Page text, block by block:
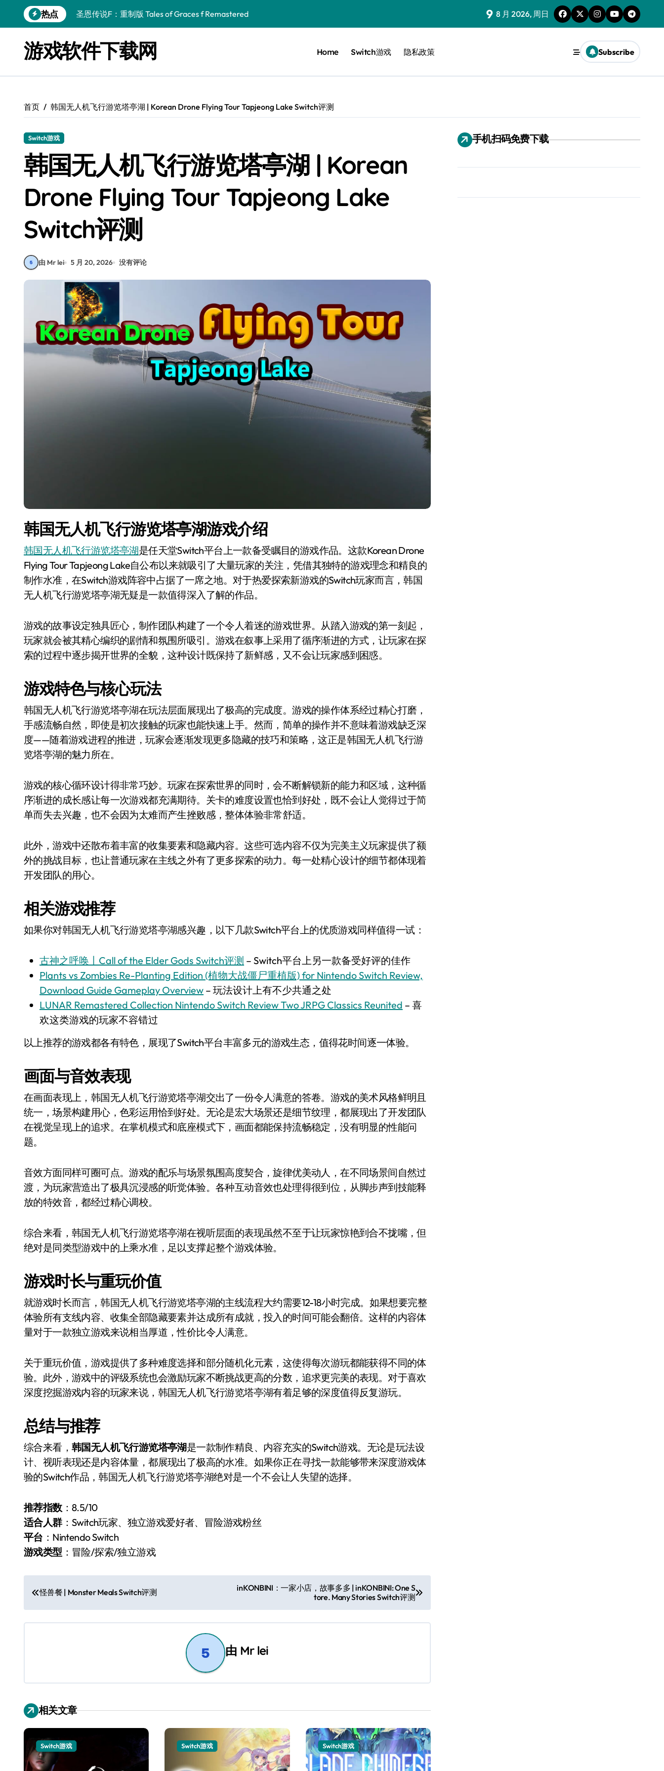
到
热点
圣恩传说F：重制版 Tales of Graces f Remastered
终焉之玛格诺利亚：雾中之花 ENDER MAGNOLIA Bloom in the mist
休闲运动系列：网球 Casual Sport Series Tennis
星球大战前传1：绝地力量之战 Star Wars Episode I Jedi Power Battles
阿瑞亚之旅 Worlds of Aria
阿喀琉斯：传说未竟之谜 Achilles Legends Untold
小镇惊魂：重制版合集 DreadOut Remastered Collection
9 8 月 2026, 周日
游戏软件下载网 Home Switch游戏 隐私政策 Subscribe
首页 韩国无人机飞行游览塔亭湖 | Korean Drone Flying Tour Tapjeong Lake Switch评测
Switch游戏
韩国无人机飞行游览塔亭湖 | Korean
Drone Flying Tour Tapjeong Lake
Switch评测
由 Mr lei 5 月 20, 2026 没有评论
韩国无人机飞行游览塔亭湖游戏介绍
韩国无人机飞行游览塔亭湖是任天堂Switch平台上一款备受瞩目的游戏作品。这款Korean Drone
Flying Tour Tapjeong Lake自公布以来就吸引了大量玩家的关注，凭借其独特的游戏理念和精良的
制作水准，在Switch游戏阵容中占据了一席之地。对于热爱探索新游戏的Switch玩家而言，韩国
无人机飞行游览塔亭湖无疑是一款值得深入了解的作品。
游戏的故事设定独具匠心，制作团队构建了一个令人着迷的游戏世界。从踏入游戏的第一刻起，
玩家就会被其精心编织的剧情和氛围所吸引。游戏在叙事上采用了循序渐进的方式，让玩家在探
索的过程中逐步揭开世界的全貌，这种设计既保持了新鲜感，又不会让玩家感到困惑。
游戏特色与核心玩法
韩国无人机飞行游览塔亭湖在玩法层面展现出了极高的完成度。游戏的操作体系经过精心打磨，
手感流畅自然，即使是初次接触的玩家也能快速上手。然而，简单的操作并不意味着游戏缺乏深
度——随着游戏进程的推进，玩家会逐渐发现更多隐藏的技巧和策略，这正是韩国无人机飞行游
览塔亭湖的魅力所在。
游戏的核心循环设计得非常巧妙。玩家在探索世界的同时，会不断解锁新的能力和区域，这种循
序渐进的成长感让每一次游戏都充满期待。关卡的难度设置也恰到好处，既不会让人觉得过于简
单而失去兴趣，也不会因为太难而产生挫败感，整体体验非常舒适。
此外，游戏中还散布着丰富的收集要素和隐藏内容。这些可选内容不仅为完美主义玩家提供了额
外的挑战目标，也让普通玩家在主线之外有了更多探索的动力。每一处精心设计的细节都体现着
开发团队的用心。
相关游戏推荐
如果你对韩国无人机飞行游览塔亭湖感兴趣，以下几款Switch平台上的优质游戏同样值得一试：
古神之呼唤丨Call of the Elder Gods Switch评测 – Switch平台上另一款备受好评的佳作
Plants vs Zombies Re-Planting Edition (植物大战僵尸重植版) for Nintendo Switch Review,
Download Guide Gameplay Overview – 玩法设计上有不少共通之处
LUNAR Remastered Collection Nintendo Switch Review Two JRPG Classics Reunited – 喜
欢这类游戏的玩家不容错过
以上推荐的游戏都各有特色，展现了Switch平台丰富多元的游戏生态，值得花时间逐一体验。
画面与音效表现
在画面表现上，韩国无人机飞行游览塔亭湖交出了一份令人满意的答卷。游戏的美术风格鲜明且
统一，场景构建用心，色彩运用恰到好处。无论是宏大场景还是细节纹理，都展现出了开发团队
在视觉呈现上的追求。在掌机模式和底座模式下，画面都能保持流畅稳定，没有明显的性能问
题。
音效方面同样可圈可点。游戏的配乐与场景氛围高度契合，旋律优美动人，在不同场景间自然过
渡，为玩家营造出了极具沉浸感的听觉体验。各种互动音效也处理得很到位，从脚步声到技能释
放的特效音，都经过精心调校。
综合来看，韩国无人机飞行游览塔亭湖在视听层面的表现虽然不至于让玩家惊艳到合不拢嘴，但
绝对是同类型游戏中的上乘水准，足以支撑起整个游戏体验。
游戏时长与重玩价值
就游戏时长而言，韩国无人机飞行游览塔亭湖的主线流程大约需要12-18小时完成。如果想要完整
体验所有支线内容、收集全部隐藏要素并达成所有成就，投入的时间可能会翻倍。这样的内容体
量对于一款独立游戏来说相当厚道，性价比令人满意。
关于重玩价值，游戏提供了多种难度选择和部分随机化元素，这使得每次游玩都能获得不同的体
验。此外，游戏中的评级系统也会激励玩家不断挑战更高的分数，追求更完美的表现。对于喜欢
深度挖掘游戏内容的玩家来说，韩国无人机飞行游览塔亭湖有着足够的深度值得反复游玩。
总结与推荐
综合来看， 韩国无人机飞行游览塔亭湖是一款制作精良、内容充实的Switch游戏。无论是玩法设
计、视听表现还是内容体量，都展现出了极高的水准。如果你正在寻找一款能够带来深度游戏体
验的Switch作品，韩国无人机飞行游览塔亭湖绝对是一个不会让人失望的选择。
推荐指数：8.5/10
适合人群：Switch玩家、独立游戏爱好者、冒险游戏粉丝
平台 ：Nintendo Switch
游戏类型 ：冒险/探索/独立游戏
文
章
导
怪兽餐 | Monster Meals Switch评测
inKONBINI：一家小店，故事多多 | inKONBINI: One S
tore. Many Stories Switch评测
由 Mr lei
相关文章
Switch游戏 Switch游戏 Switch游戏
手机扫码免费下载